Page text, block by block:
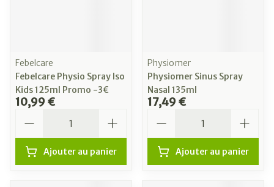
Febelcare
Febelcare Physio Spray Iso
Kids 125ml Promo -3€
10,99 €
Ajouter au panier
Physiomer
Physiomer Sinus Spray
Nasal 135ml
17,49 €
Ajouter au panier